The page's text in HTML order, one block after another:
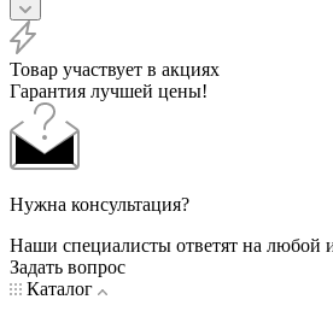
Товар участвует в акциях
Гарантия лучшей цены!
Нужна консультация?
Наши специалисты ответят на любой
Задать вопрос
Каталог